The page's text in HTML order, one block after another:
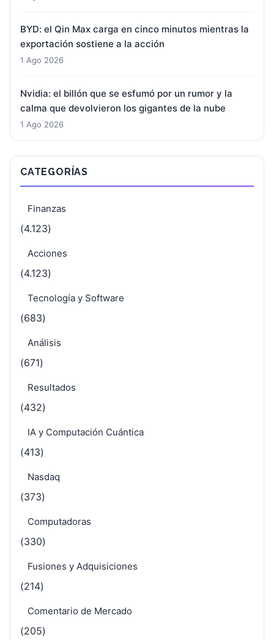
BYD: el Qin Max carga en cinco minutos mientras la
exportación sostiene a la acción
1 Ago 2026
Nvidia: el billón que se esfumó por un rumor y la
calma que devolvieron los gigantes de la nube
1 Ago 2026
CATEGORÍAS
Finanzas
(4.123)
Acciones
(4.123)
Tecnología y Software
(683)
Análisis
(671)
Resultados
(432)
IA y Computación Cuántica
(413)
Nasdaq
(373)
Computadoras
(330)
Fusiones y Adquisiciones
(214)
Comentario de Mercado
(205)